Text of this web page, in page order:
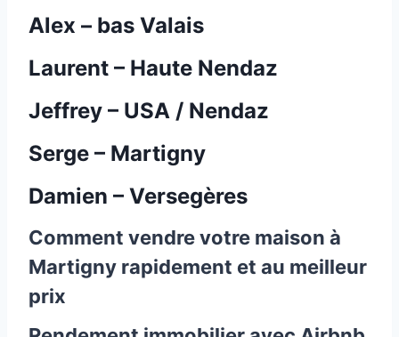
Alex – bas Valais
Laurent – Haute Nendaz
Jeffrey – USA / Nendaz
Serge – Martigny
Damien – Versegères
Comment vendre votre maison à
Martigny rapidement et au meilleur
prix